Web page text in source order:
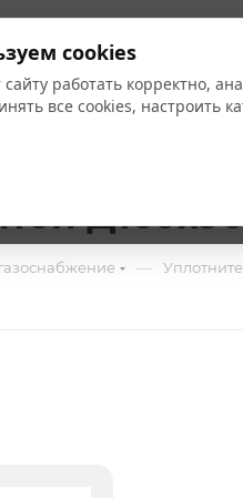
Бренды
—
cookies
работать корректно,
все cookies, настроить